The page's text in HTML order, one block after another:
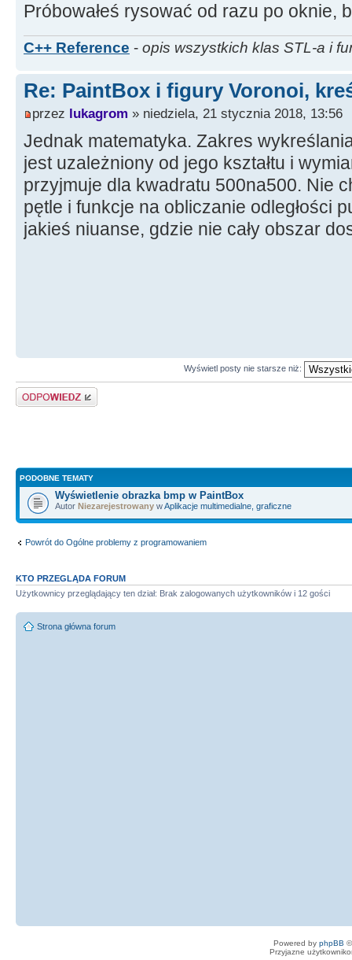
Próbowałeś rysować od razu po oknie,
C++ Reference - opis wszystkich klas STL-a i
Re: PaintBox i figury Voronoi,
przez lukagrom » niedziela, 21 stycznia 2018, 13:56
Jednak matematyka. Zakres
jest uzależniony od jego kształtu i
przyjmuje dla kwadratu 500na500. Nie
pętle i funkcje na obliczanie odległości
jakieś niuanse, gdzie nie cały obszar
Wyświetl posty nie starsze niż:
Odpowiedz
PODOBNE TEMATY
Wyświetlenie obrazka bmp w PaintBox
Autor Niezarejestrowany wAplikacje multimedialne, graficzne
Powrót do Ogólne problemy z programowaniem
KTO PRZEGLĄDA FORUM
Użytkownicy przeglądający ten dział: Brak zalogowanych użytkowników i 12 gości
Strona główna forum
Powered by phpBB
Przyjazne